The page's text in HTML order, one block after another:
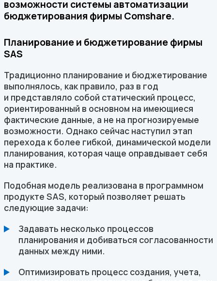
возможности системы автоматизации
бюджетирования фирмы Comshare.
Планирование и бюджетирование фирмы
SAS
Традиционно планирование и бюджетирование
выполнялось, как правило, раз в год
и представляло собой статический процесс,
ориентированный в основном на имеющиеся
фактические данные, а не на прогнозируемые
возможности. Однако сейчас наступил этап
перехода к более гибкой, динамической модели
планирования, которая чаще оправдывает себя
на практике.
Подобная модель реализована в программном
продукте SAS, который позволяет решать
следующие задачи:
Задавать несколько процессов
планирования и добиваться согласованности
данных между ними.
Оптимизировать процесс создания, учета,